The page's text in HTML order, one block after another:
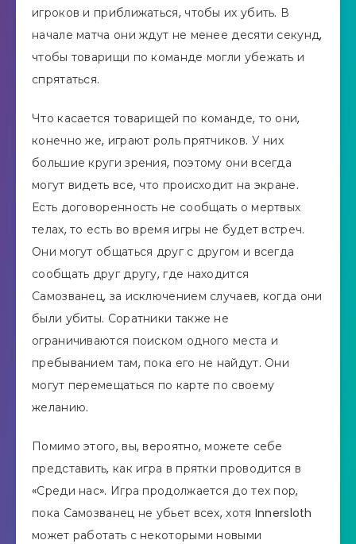
игроков и приближаться, чтобы их убить. В
начале матча они ждут не менее десяти секунд,
чтобы товарищи по команде могли убежать и
спрятаться.
Что касается товарищей по команде, то они,
конечно же, играют роль прятчиков. У них
большие круги зрения, поэтому они всегда
могут видеть все, что происходит на экране.
Есть договоренность не сообщать о мертвых
телах, то есть во время игры не будет встреч.
Они могут общаться друг с другом и всегда
сообщать друг другу, где находится
Самозванец, за исключением случаев, когда они
были убиты. Соратники также не
ограничиваются поиском одного места и
пребыванием там, пока его не найдут. Они
могут перемещаться по карте по своему
желанию.
Помимо этого, вы, вероятно, можете себе
представить, как игра в прятки проводится в
«Среди нас». Игра продолжается до тех пор,
пока Самозванец не убьет всех, хотя Innersloth
может работать с некоторыми новыми